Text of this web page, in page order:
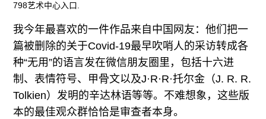
联系我们
关注我们
798艺术中心入口.
我今年最喜欢的一件作品来自中国网友：他们把一
篇被删除的关于Covid-19最早吹哨人的采访转成各
种“无用”的语言发在微信朋友圈里，包括十六进
制、表情符号、甲骨文以及J·R·R·托尔金（J. R. R.
Tolkien）发明的辛达林语等等。不难想象，这些版
本的最佳观众群恰恰是审查者本身。